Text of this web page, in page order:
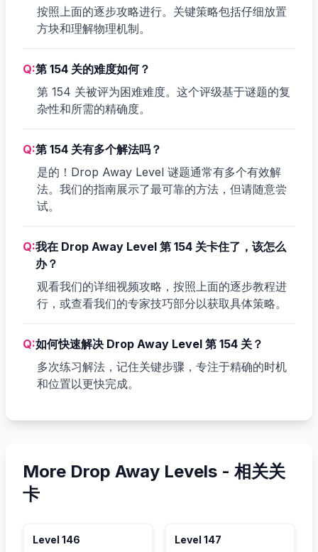
按照上面的逐步攻略进行。关键策略包括仔细放置
方块和理解物理机制。
Q:第 154 关的难度如何？
第 154 关被评为困难难度。这个评级基于谜题的复
杂性和所需的精确度。
Q:第 154 关有多个解法吗？
是的！Drop Away Level 谜题通常有多个有效解
法。我们的指南展示了最可靠的方法，但请随意尝
试。
Q:我在 Drop Away Level 第 154 关卡住了，该怎么
办？
观看我们的详细视频攻略，按照上面的逐步教程进
行，或查看我们的专家技巧部分以获取具体策略。
Q:如何快速解决 Drop Away Level 第 154 关？
多次练习解法，记住关键步骤，专注于精确的时机
和位置以更快完成。
More Drop Away Levels - 相关关
卡
Level 146 Level 147